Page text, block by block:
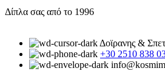
Δίπλα σας από το 1996
Δοϊρανης &
+30 2510 838